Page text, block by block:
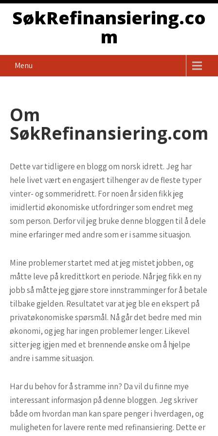
SkipSøkRefinansiering.co
m
Menu
Om
SøkRefinansiering.com
Dette var tidligere en blogg om norsk idrett. Jeg har
hele livet vært en engasjert tilhenger av de fleste typer
vinter- og sommeridrett. For noen år siden fikk jeg
imidlertid økonomiske utfordringer som endret meg
som person. Derfor vil jeg bruke denne bloggen til å dele
mine erfaringer med andre som er i samme situasjon.
Mine problemer startet med at jeg mistet jobben, og
måtte leve på kredittkort en periode. Når jeg fikk en ny
jobb så måtte jeg gjøre store innstramminger for å betale
tilbake gjelden. Resultatet var at jeg ble en ekspert på
privatøkonomiske spørsmål. Nå går det bedre med min
økonomi, og jeg har ingen problemer lenger. Likevel
sitter jeg igjen med et brennende ønske om å hjelpe
andre i samme situasjon.
Har du behov for å stramme inn? Da vil du finne mye
interessant informasjon på denne bloggen. Jeg skriver
både om hvordan man kan spare penger i hverdagen, og
muligheten for lavere rente med refinansiering. Dette er